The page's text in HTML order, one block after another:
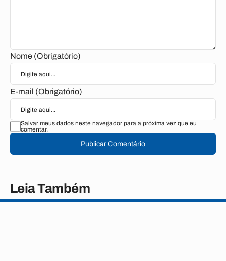
Nome (Obrigatório)
E-mail (Obrigatório)
Salvar meus dados neste navegador para a próxima vez que eu
comentar.
Publicar Comentário
Leia Também